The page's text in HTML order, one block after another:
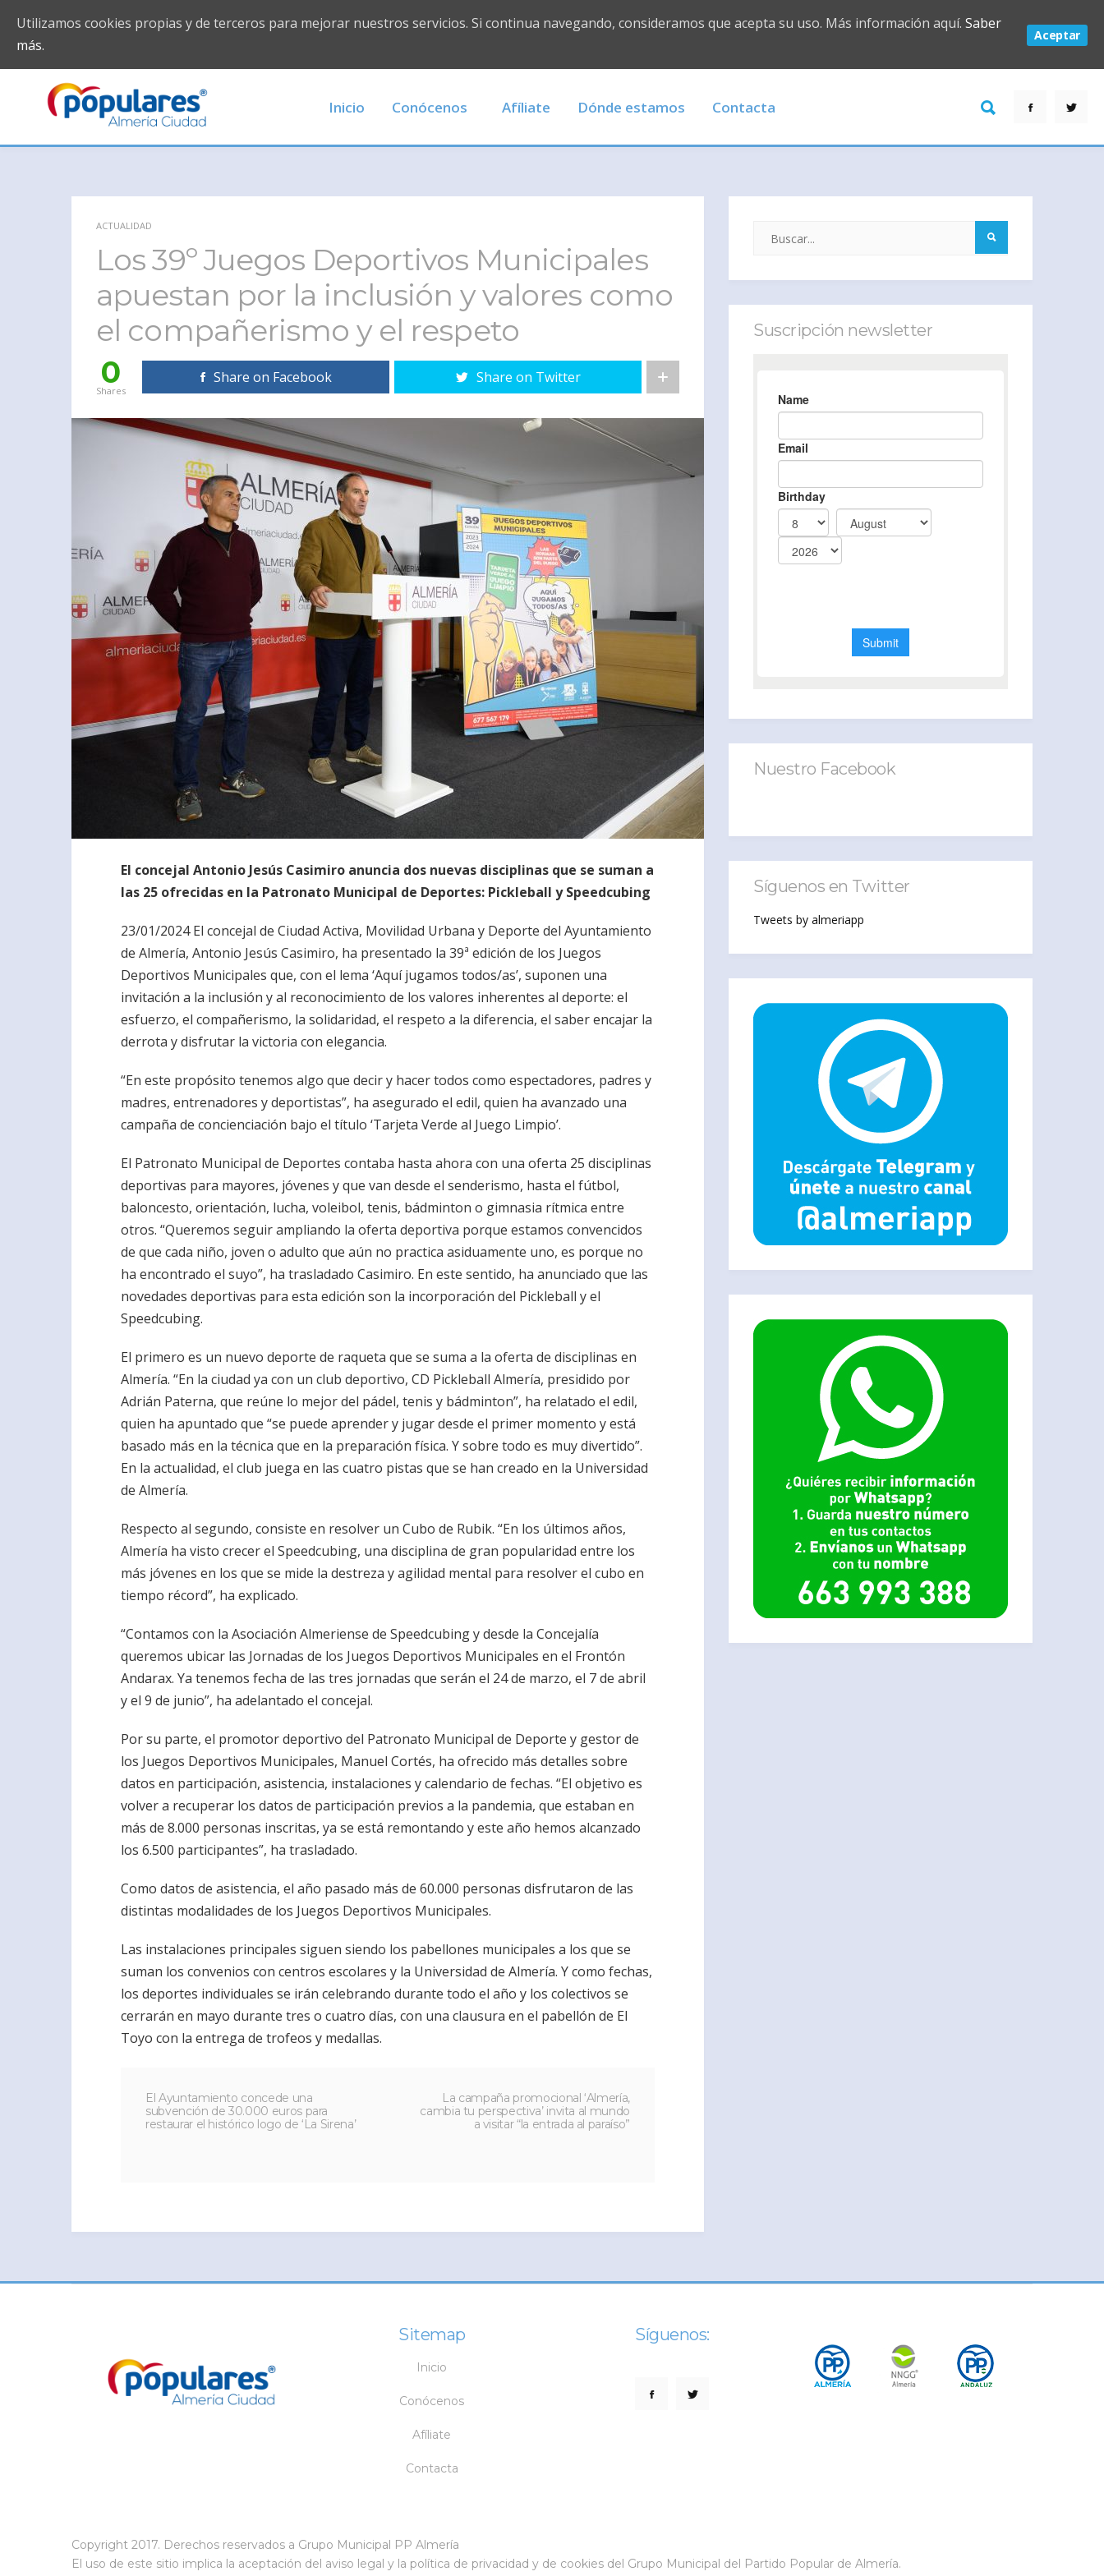
Inicio Conócenos Afíliate Dónde estamos Contacta
ACTUALIDAD
Los 39º Juegos Deportivos Municipales
apuestan por la inclusión y valores como
el compañerismo y el respeto
0
Shares
Share on Facebook Share on Twitter
El concejal Antonio Jesús Casimiro anuncia dos nuevas disciplinas que se suman a
las 25 ofrecidas en la Patronato Municipal de Deportes: Pickleball y Speedcubing
23/01/2024 El concejal de Ciudad Activa, Movilidad Urbana y Deporte del Ayuntamiento
de Almería, Antonio Jesús Casimiro, ha presentado la 39ª edición de los Juegos
Deportivos Municipales que, con el lema ‘Aquí jugamos todos/as’, suponen una
invitación a la inclusión y al reconocimiento de los valores inherentes al deporte: el
esfuerzo, el compañerismo, la solidaridad, el respeto a la diferencia, el saber encajar la
derrota y disfrutar la victoria con elegancia.
“En este propósito tenemos algo que decir y hacer todos como espectadores, padres y
madres, entrenadores y deportistas”, ha asegurado el edil, quien ha avanzado una
campaña de concienciación bajo el título ‘Tarjeta Verde al Juego Limpio’.
El Patronato Municipal de Deportes contaba hasta ahora con una oferta 25 disciplinas
deportivas para mayores, jóvenes y que van desde el senderismo, hasta el fútbol,
baloncesto, orientación, lucha, voleibol, tenis, bádminton o gimnasia rítmica entre
otros. “Queremos seguir ampliando la oferta deportiva porque estamos convencidos
de que cada niño, joven o adulto que aún no practica asiduamente uno, es porque no
ha encontrado el suyo”, ha trasladado Casimiro. En este sentido, ha anunciado que las
novedades deportivas para esta edición son la incorporación del Pickleball y el
Speedcubing.
El primero es un nuevo deporte de raqueta que se suma a la oferta de disciplinas en
Almería. “En la ciudad ya con un club deportivo, CD Pickleball Almería, presidido por
Adrián Paterna, que reúne lo mejor del pádel, tenis y bádminton”, ha relatado el edil,
quien ha apuntado que “se puede aprender y jugar desde el primer momento y está
basado más en la técnica que en la preparación física. Y sobre todo es muy divertido”.
En la actualidad, el club juega en las cuatro pistas que se han creado en la Universidad
de Almería.
Respecto al segundo, consiste en resolver un Cubo de Rubik. “En los últimos años,
Almería ha visto crecer el Speedcubing, una disciplina de gran popularidad entre los
más jóvenes en los que se mide la destreza y agilidad mental para resolver el cubo en
tiempo récord”, ha explicado.
“Contamos con la Asociación Almeriense de Speedcubing y desde la Concejalía
queremos ubicar las Jornadas de los Juegos Deportivos Municipales en el Frontón
Andarax. Ya tenemos fecha de las tres jornadas que serán el 24 de marzo, el 7 de abril
y el 9 de junio”, ha adelantado el concejal.
Por su parte, el promotor deportivo del Patronato Municipal de Deporte y gestor de
los Juegos Deportivos Municipales, Manuel Cortés, ha ofrecido más detalles sobre
datos en participación, asistencia, instalaciones y calendario de fechas. “El objetivo es
volver a recuperar los datos de participación previos a la pandemia, que estaban en
más de 8.000 personas inscritas, ya se está remontando y este año hemos alcanzado
los 6.500 participantes”, ha trasladado.
Como datos de asistencia, el año pasado más de 60.000 personas disfrutaron de las
distintas modalidades de los Juegos Deportivos Municipales.
Las instalaciones principales siguen siendo los pabellones municipales a los que se
suman los convenios con centros escolares y la Universidad de Almería. Y como fechas,
los deportes individuales se irán celebrando durante todo el año y los colectivos se
cerrarán en mayo durante tres o cuatro días, con una clausura en el pabellón de El
Toyo con la entrega de trofeos y medallas.
El Ayuntamiento concede una
subvención de 30.000 euros para
restaurar el histórico logo de ‘La Sirena’
La campaña promocional ‘Almería,
cambia tu perspectiva’ invita al mundo
a visitar “la entrada al paraíso”
Suscripción newsletter
Nuestro Facebook
Síguenos en Twitter
Tweets by almeriapp
Sitemap
Inicio
Conócenos
Afíliate
Contacta
Síguenos:
Copyright 2017. Derechos reservados a Grupo Municipal PP Almería
El uso de este sitio implica la aceptación del aviso legal y la política de privacidad y de cookies del Grupo Municipal del Partido Popular de Almería.
Utilizamos cookies propias y de terceros para mejorar nuestros servicios. Si continua navegando, consideramos que acepta su uso. Más información aquí. Saber
más.
Aceptar